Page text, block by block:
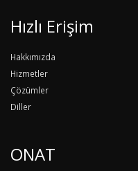
Hızlı Erişim
Hakkımızda
Hizmetler
Çözümler
Diller
ONAT